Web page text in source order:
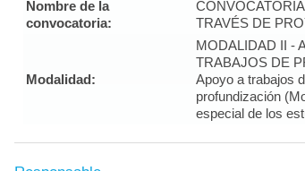
Nombre de la
convocatoria:
TRAVÉS DE
Modalidad:
MODALIDAD II -
TRABAJOS DE
Apoyo a trabajos
profundización
especial de los